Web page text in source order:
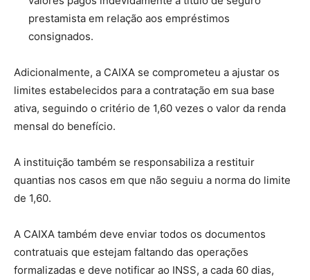
prestamista em relação aos empréstimos
consignados.
Adicionalmente, a CAIXA se comprometeu a ajustar os
limites estabelecidos para a contratação em sua base
ativa, seguindo o critério de 1,60 vezes o valor da renda
mensal do benefício.
A instituição também se responsabiliza a restituir
quantias nos casos em que não seguiu a norma do limite
de 1,60.
A CAIXA também deve enviar todos os documentos
contratuais que estejam faltando das operações
formalizadas e deve notificar ao INSS, a cada 60 dias,